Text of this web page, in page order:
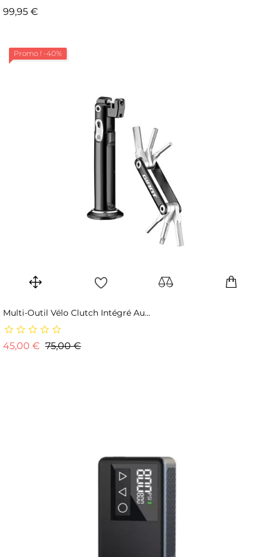
99,95 €
Promo ! -40%
Multi-Outil Vélo Clutch Intégré Au...
45,00 € Prix de base
75,00 €Prix